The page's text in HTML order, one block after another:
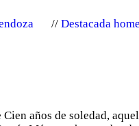
Destacada
Cien años de soledad,